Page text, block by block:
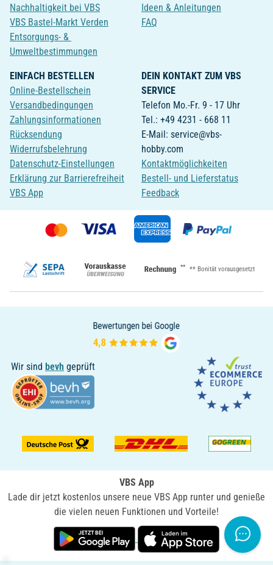
Nachhaltigkeit bei VBS
VBS Bastel-Markt Verden
Entsorgungs- &
Umweltbestimmungen
Ideen & Anleitungen
FAQ
EINFACH BESTELLEN
Online-Bestellschein
Versandbedingungen
Zahlungsinformationen
Rücksendung
Widerrufsbelehrung
Datenschutz-Einstellungen
Erklärung zur Barrierefreiheit
VBS App
DEIN KONTAKT ZUM VBS
SERVICE
Telefon Mo.-Fr. 9 - 17 Uhr
Tel.: +49 4231 - 668 11
E-Mail: service@vbs-
hobby.com
Kontaktmöglichkeiten
Bestell- und Lieferstatus
Feedback
** ** Bonität vorausgesetzt
Wir sind bevh geprüft
VBS App
Lade dir jetzt kostenlos unsere neue VBS App runter und genieße
die vielen neuen Funktionen und Vorteile!